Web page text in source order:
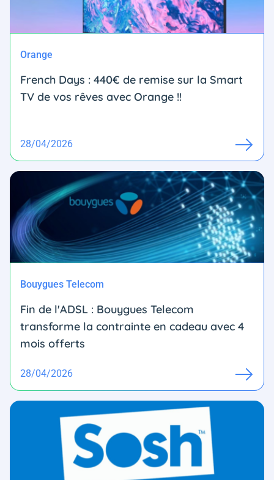
Orange
French Days : 440€ de remise sur la Smart
TV de vos rêves avec Orange !!
28/04/2026
Bouygues Telecom
Fin de l'ADSL : Bouygues Telecom
transforme la contrainte en cadeau avec 4
mois offerts
28/04/2026